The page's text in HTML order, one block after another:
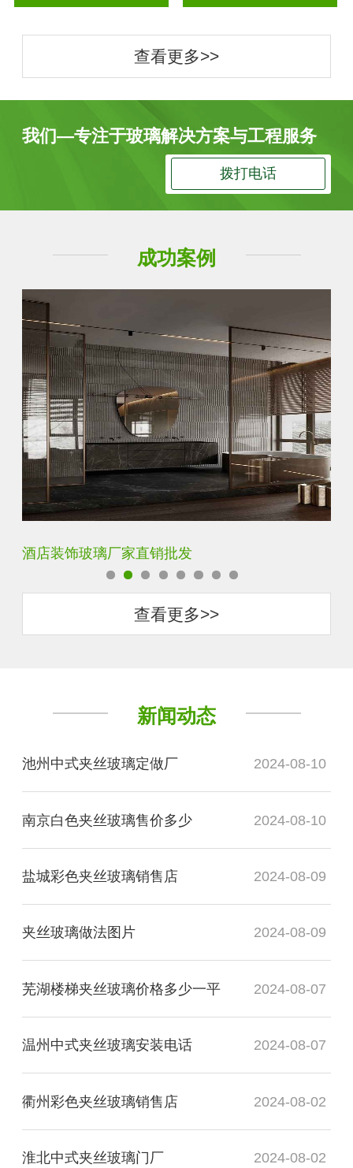
查看更多>>
我们—专注于玻璃解决方案与工程服务
拨打电话
成功案例
玻璃砖厂家直销批发
查看更多>>
新闻动态
池州中式夹丝玻璃定做厂 2024-08-10
南京白色夹丝玻璃售价多少 2024-08-10
盐城彩色夹丝玻璃销售店 2024-08-09
夹丝玻璃做法图片 2024-08-09
芜湖楼梯夹丝玻璃价格多少一平 2024-08-07
温州中式夹丝玻璃安装电话 2024-08-07
衢州彩色夹丝玻璃销售店 2024-08-02
淮北中式夹丝玻璃门厂 2024-08-02